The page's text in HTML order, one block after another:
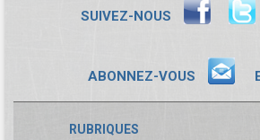
SUIVEZ-NOUS
ABONNEZ-VOUS
RUBRIQUES